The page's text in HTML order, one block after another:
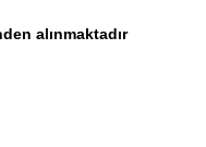
alınmaktadır